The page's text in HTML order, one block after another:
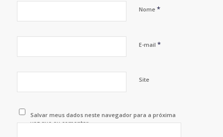
Nome *
E-mail *
Site
Salvar meus dados neste navegador para a próxima
vez que eu comentar.